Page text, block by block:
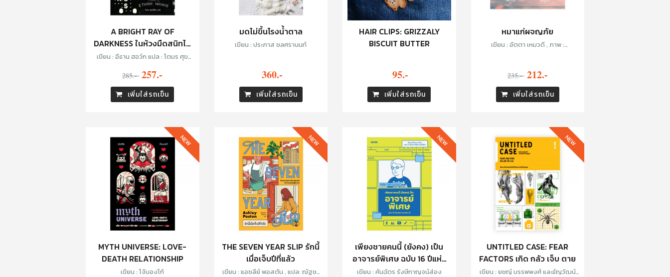
A BRIGHT RAY OF
DARKNESS ในห้วงมืดสนิทไม่
มิดแสง
เขียน : อีธาน ฮอว์ก แปล : โตมร ศุข
285.- 257.-
เพิ่มใส่รถเข็น
มดไม่ขึ้นโรงน้ำตาล
เขียน : ประภาส ชลศรานนท์
360.-
เพิ่มใส่รถเข็น
HAIR CLIPS: GRIZZALY
BISCUIT BUTTER
95.-
เพิ่มใส่รถเข็น
หมาแก่ผจญภัย
เขียน : อัตตา เหมวดี , ภาพ :
235.- 212.-
เพิ่มใส่รถเข็น
MYTH UNIVERSE: LOVE-
DEATH RELATIONSHIP
เขียน : โจ้บองโก้
NEW
THE SEVEN YEAR SLIP รักนี้
เมื่อเจ็บปีที่แล้ว
เขียน : แอชลีย์ พอสตัน , แปล: ณัฐชา
NEW
เพียงชายคนนี้ (ยังคง) เป็น
อาจารย์พิเศษ ฉบับ 16 ปีแห่ง
ความหวัง (?)
เขียน : คันฉัตร รังษีกาญจน์ส่อง
NEW
UNTITLED CASE: FEAR
FACTORS เกิด กลัว เจ็บ ตาย
เขียน : ยชญ์ บรรพพงศ์ และธัญวัฒน์
NEW